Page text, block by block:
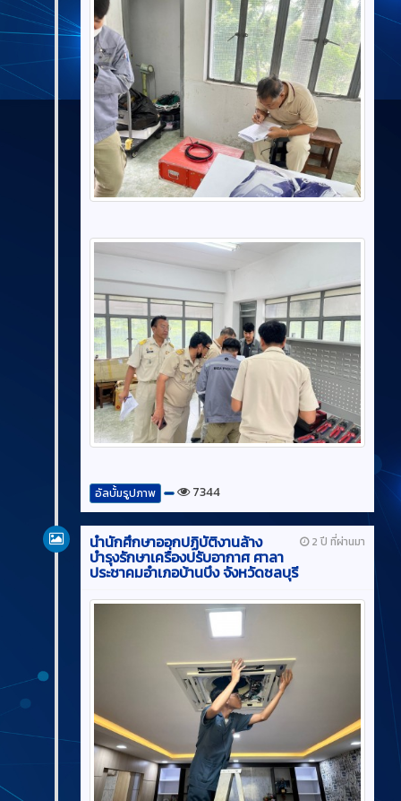
อัลบั้มรูปภาพ 7344
2 ปี ที่ผ่านมา
นำนักศึกษาออกปฏิบัติงานล้าง
บำรุงรักษาเครื่องปรับอากาศ ศาลา
ประชาคมอำเภอบ้านบึง จังหวัดชลบุรี